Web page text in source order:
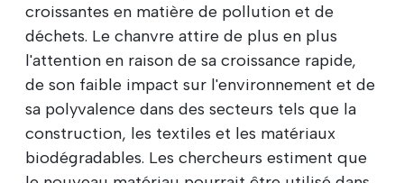
croissantes en matière de pollution et de
déchets. Le chanvre attire de plus en plus
l'attention en raison de sa croissance rapide,
de son faible impact sur l'environnement et de
sa polyvalence dans des secteurs tels que la
construction, les textiles et les matériaux
biodégradables. Les chercheurs estiment que